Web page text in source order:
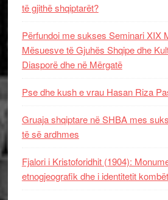
të gjithë shqiptarët?
Përfundoi me sukses Seminari XIX
Mësuesve të Gjuhës Shqipe dhe
Diasporë dhe në Mërgatë
Pse dhe kush e vrau Hasan Riza
Gruaja shqiptare në SHBA mes
të së ardhmes
Fjalori i Kristoforidhit (1904):
etnogjeografik dhe i identitetit